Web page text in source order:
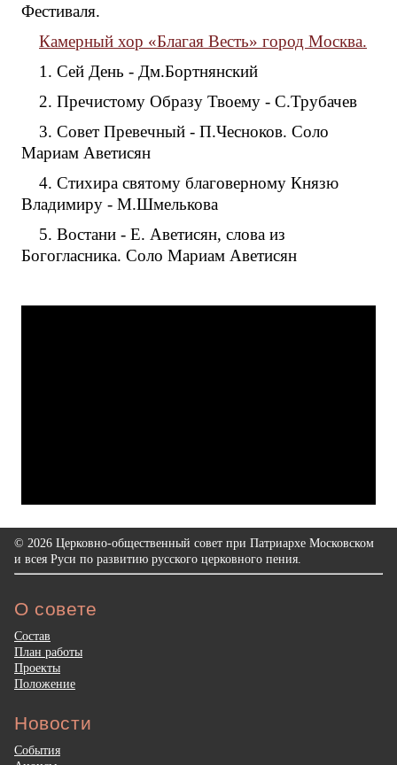
Фестиваля.
Камерный хор «Благая Весть» город Москва.
1. Сей День - Дм.Бортнянский
2. Пречистому Образу Твоему - С.Трубачев
3. Совет Превечный - П.Чесноков. Соло
Мариам Аветисян
4. Стихира святому благоверному Князю
Владимиру - М.Шмелькова
5. Востани - Е. Аветисян, слова из
Богогласника. Соло Мариам Аветисян
© 2026 Церковно-общественный совет при Патриархе Московском
и всея Руси по развитию русского церковного пения.
О совете
Состав
План работы
Проекты
Положение
Новости
События